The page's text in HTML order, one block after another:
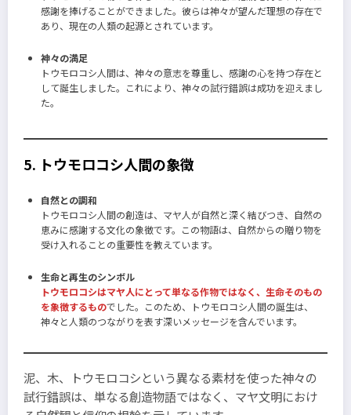
感謝を捧げることができました。彼らは神々が望んだ理想の存在で
あり、現在の人類の起源とされています。
神々の満足
トウモロコシ人間は、神々の意志を尊重し、感謝の心を持つ存在と
して誕生しました。これにより、神々の試行錯誤は成功を迎えまし
た。
5. トウモロコシ人間の象徴
自然との調和
トウモロコシ人間の創造は、マヤ人が自然と深く結びつき、自然の
恵みに感謝する文化の象徴です。この物語は、自然からの贈り物を
受け入れることの重要性を教えています。
生命と再生のシンボル
トウモロコシはマヤ人にとって単なる作物ではなく、生命そのもの
を象徴するものでした。このため、トウモロコシ人間の誕生は、
神々と人類のつながりを表す深いメッセージを含んでいます。
泥、木、トウモロコシという異なる素材を使った神々の
試行錯誤は、単なる創造物語ではなく、マヤ文明におけ